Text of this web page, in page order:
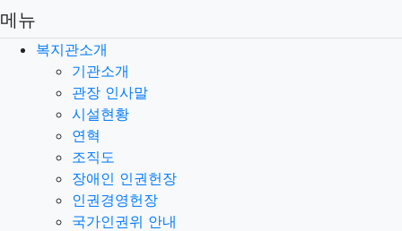
메뉴
복지관소개
기관소개
관장 인사말
시설현황
연혁
조직도
장애인 인권헌장
인권경영헌장
국가인권위 안내